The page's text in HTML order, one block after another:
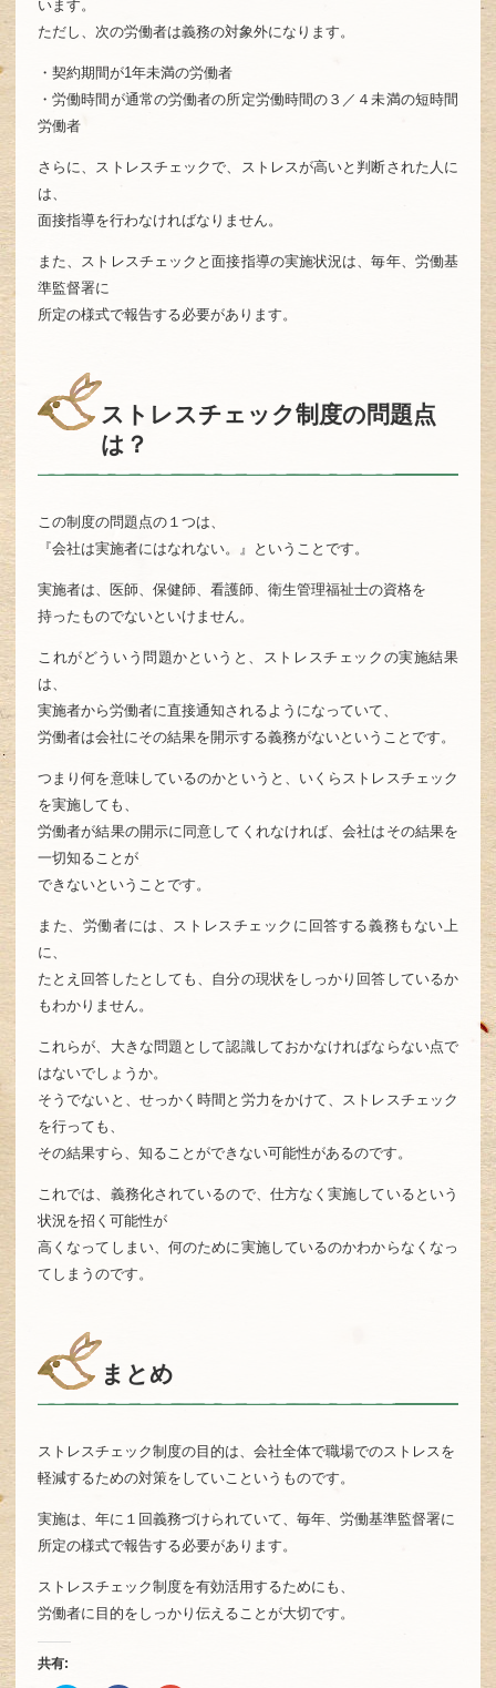
います。
ただし、次の労働者は義務の対象外になります。
・契約期間が1年未満の労働者
・労働時間が通常の労働者の所定労働時間の３／４未満の短時間
労働者
さらに、ストレスチェックで、ストレスが高いと判断された人に
は、
面接指導を行わなければなりません。
また、ストレスチェックと面接指導の実施状況は、毎年、労働基
準監督署に
所定の様式で報告する必要があります。
ストレスチェック制度の問題点
は？
この制度の問題点の１つは、
『会社は実施者にはなれない。』ということです。
実施者は、医師、保健師、看護師、衛生管理福祉士の資格を
持ったものでないといけません。
これがどういう問題かというと、ストレスチェックの実施結果
は、
実施者から労働者に直接通知されるようになっていて、
労働者は会社にその結果を開示する義務がないということです。
つまり何を意味しているのかというと、いくらストレスチェック
を実施しても、
労働者が結果の開示に同意してくれなければ、会社はその結果を
一切知ることが
できないということです。
また、労働者には、ストレスチェックに回答する義務もない上
に、
たとえ回答したとしても、自分の現状をしっかり回答しているか
もわかりません。
これらが、大きな問題として認識しておかなければならない点で
はないでしょうか。
そうでないと、せっかく時間と労力をかけて、ストレスチェック
を行っても、
その結果すら、知ることができない可能性があるのです。
これでは、義務化されているので、仕方なく実施しているという
状況を招く可能性が
高くなってしまい、何のために実施しているのかわからなくなっ
てしまうのです。
まとめ
ストレスチェック制度の目的は、会社全体で職場でのストレスを
軽減するための対策をしていこというものです。
実施は、年に１回義務づけられていて、毎年、労働基準監督署に
所定の様式で報告する必要があります。
ストレスチェック制度を有効活用するためにも、
労働者に目的をしっかり伝えることが大切です。
共有: